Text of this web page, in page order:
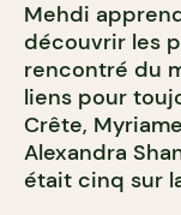
Mehdi
découvrir les
rencontré du
liens pour
Crête,
Alexandra
était cinq sur